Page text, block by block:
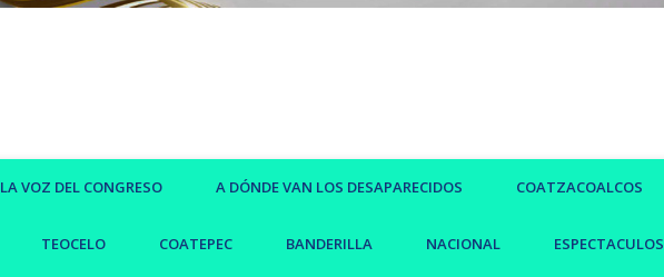
LA VOZ DEL CONGRESO A DÓNDE VAN LOS DESAPARECIDOS COATZACOALCOS
TEOCELO COATEPEC BANDERILLA NACIONAL ESPECTACULOS